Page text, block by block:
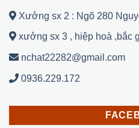
Xưởng sx 2 : Ngõ 280
xưởng sx 3 , hiệp hoà ,bắc
nchat22282@gmail.com
0936.229.172